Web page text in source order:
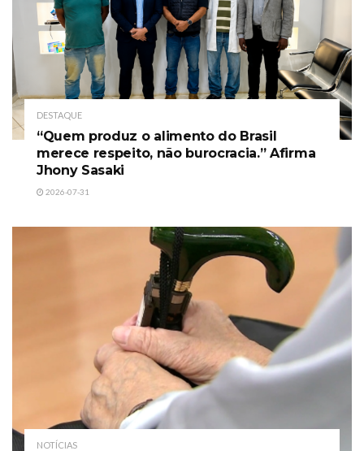
DESTAQUE
“Quem produz o alimento do Brasil
merece respeito, não burocracia.” Afirma
Jhony Sasaki
2026-07-31
NOTÍCIAS